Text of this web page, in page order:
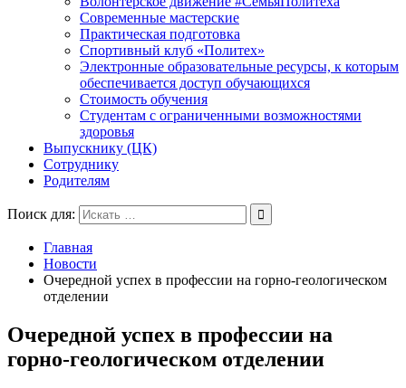
Современные мастерские
Практическая подготовка
Спортивный клуб «Политех»
Электронные образовательные ресурсы, к которым
обеспечивается доступ обучающихся
Стоимость обучения
Студентам с ограниченными возможностями
здоровья
Выпускнику (ЦК)
Сотруднику
Родителям
Поиск для:
Главная
Новости
Очередной успех в профессии на горно-геологическом
отделении
Очередной успех в профессии на
горно-геологическом отделении